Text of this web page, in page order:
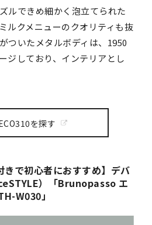
ルできめ細かく泡立てられた
ルクメニューのクオリティも抜
ついたメタルボディは、1950
ジしており、インテリアとし
を探す
きで初心者におすすめ】デバ
）「Brunopasso エ
W030」